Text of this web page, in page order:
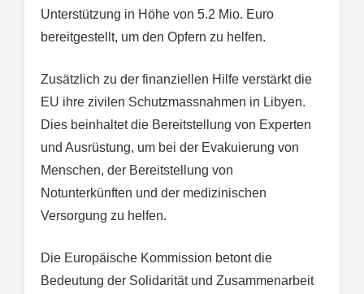
Unterstützung in Höhe von 5.2 Mio. Euro
bereitgestellt, um den Opfern zu helfen.
Zusätzlich zu der finanziellen Hilfe verstärkt die
EU ihre zivilen Schutzmassnahmen in Libyen.
Dies beinhaltet die Bereitstellung von Experten
und Ausrüstung, um bei der Evakuierung von
Menschen, der Bereitstellung von
Notunterkünften und der medizinischen
Versorgung zu helfen.
Die Europäische Kommission betont die
Bedeutung der Solidarität und Zusammenarbeit